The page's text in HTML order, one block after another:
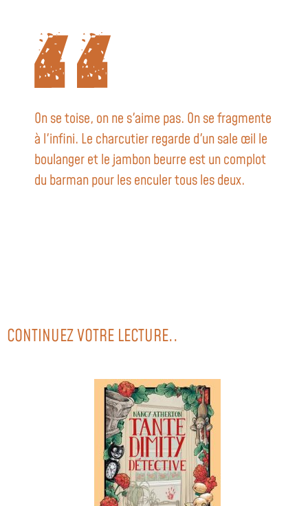
On se toise, on ne s'aime pas. On se fragmente
à l'infini. Le charcutier regarde d'un sale œil le
boulanger et le jambon beurre est un complot
du barman pour les enculer tous les deux.
CONTINUEZ VOTRE LECTURE..